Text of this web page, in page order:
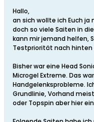
Hallo,
an sich wollte ich Euch
doch so viele Saiten in
kann mir jemand helfen,
Testpriorität nach hinten
Bisher war eine Head
Microgel Extreme. Das
Handgelenksprobleme.
Grundlinie, Vorhand
oder Topspin aber hier